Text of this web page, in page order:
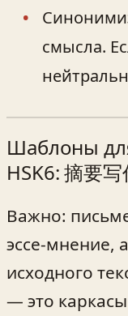
смысла.
Шаблоны
HSK6: 摘要
Важно:
эссе‑мнение,
исходного
— это